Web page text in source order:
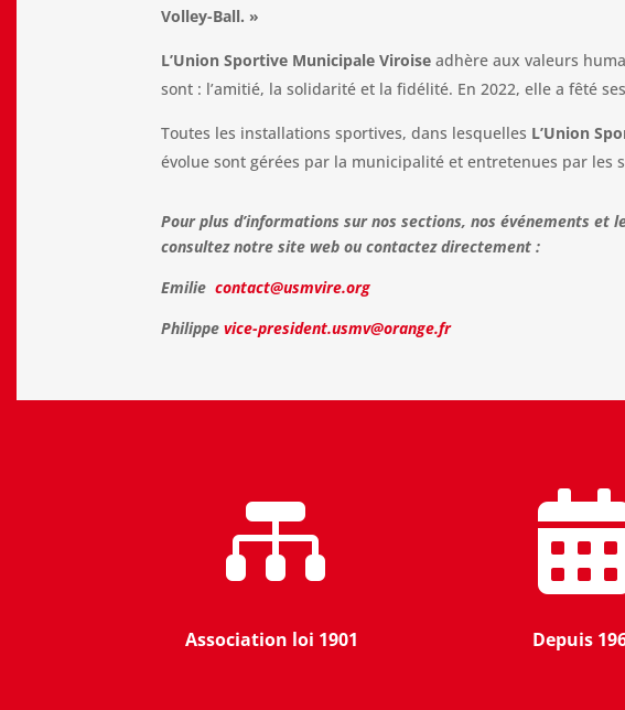
Volley-Ball. »
L’Union Sportive Municipale Viroise adhère aux valeurs
sont : l’amitié, la solidarité et la fidélité. En 2022, elle a fêté
Toutes les installations sportives, dans lesquelles L’Union
évolue sont gérées par la municipalité et entretenues par les
Pour plus d’informations sur nos sections, nos événements et
consultez notre site web ou contactez directement :
Emilie contact@usmvire.org
Philippevice-president.usmv@orange.fr

Association loi 1901 Depuis